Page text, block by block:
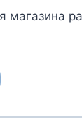
магазина